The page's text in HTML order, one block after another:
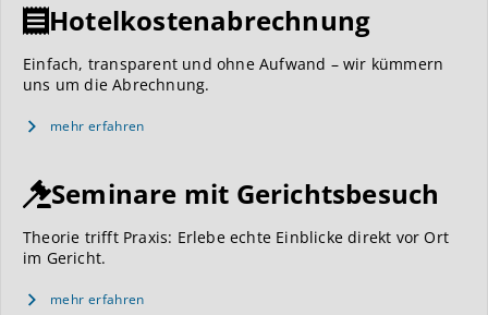
Hotelkostenabrechnung
Einfach, transparent und ohne Aufwand – wir kümmern
uns um die Abrechnung.
mehr erfahren
Seminare mit Gerichtsbesuch
Theorie trifft Praxis: Erlebe echte Einblicke direkt vor Ort
im Gericht.
mehr erfahren